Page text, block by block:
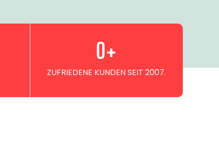
ZUFRIEDENE KUNDEN SEIT 2007.
0+